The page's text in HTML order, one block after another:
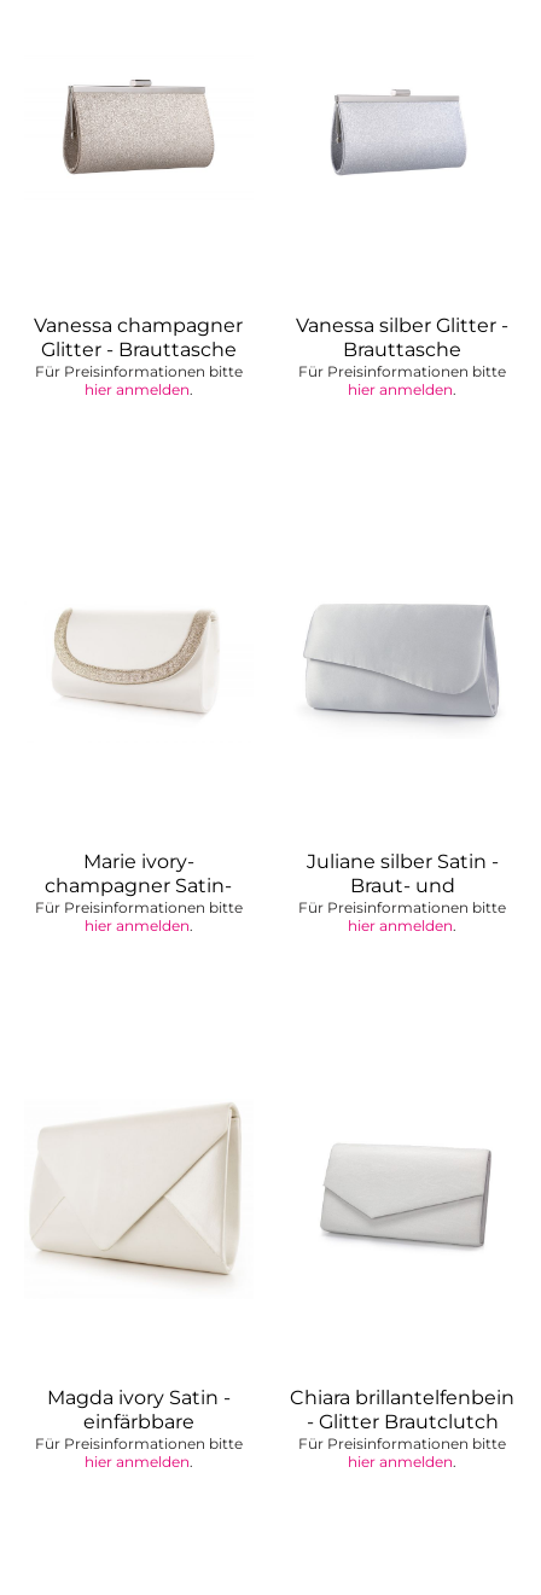
Vanessa champagner
Glitter - Brauttasche
Für Preisinformationen bitte
hier anmelden.
Vanessa silber Glitter -
Brauttasche
Für Preisinformationen bitte
hier anmelden.
Marie ivory-
champagner Satin-
Glitter -...
Für Preisinformationen bitte
hier anmelden.
Juliane silber Satin -
Braut- und
Abendtasche
Für Preisinformationen bitte
hier anmelden.
Magda ivory Satin -
einfärbbare
Brauttasche
Für Preisinformationen bitte
hier anmelden.
Chiara brillantelfenbein
- Glitter Brautclutch
Für Preisinformationen bitte
hier anmelden.